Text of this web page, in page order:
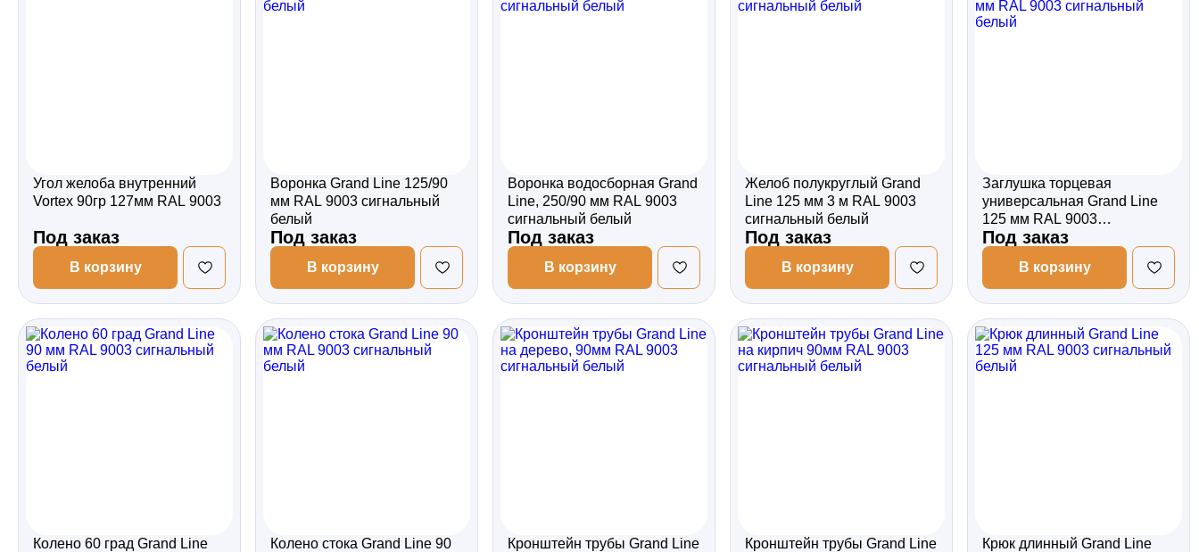
Профили для гипсокартона
Дача и сад
Другие товары
Угол желоба внутренний
Vortex 90гр 127мм RAL 9003
Под заказ
В корзину
Воронка Grand Line 125/90
мм RAL 9003 сигнальный
белый
Под заказ
В корзину
Воронка водосборная Grand
Line, 250/90 мм RAL 9003
сигнальный белый
Под заказ
В корзину
Желоб полукруглый Grand
Line 125 мм 3 м RAL 9003
сигнальный белый
Под заказ
В корзину
Заглушка торцевая
универсальная Grand Line
125 мм RAL 9003
сигнальный белый
Под заказ
В корзину
Колено 60 град Grand Line
Колено стока Grand Line 90
Кронштейн трубы Grand Line
Кронштейн трубы Grand Line
Крюк длинный Grand Line